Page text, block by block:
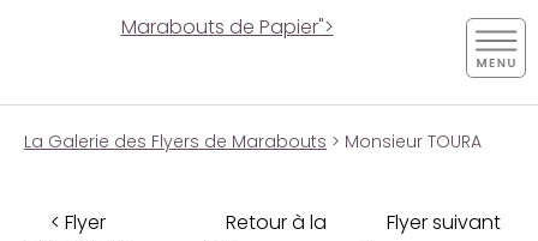
Marabouts de Papier">
La Galerie des Flyers de Marabouts > Monsieur TOURA
< Flyer
Retour à la
Flyer suivant